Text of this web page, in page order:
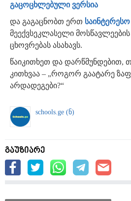
გაცოცხლებული ვერსია
და გაგაცნობთ ერთ საინტერესო
მეექვსეკლასელი
ცხოვრებას ასახავს.
წაიკითხეთ და დარწმუნდებით,
კითხვაა – „როგორ გაატარე
არდადეგები?“
schools.ge (ნ)
გაუზიარე